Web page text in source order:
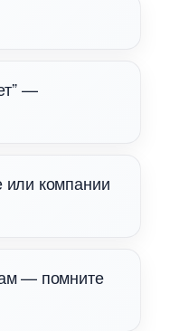
—
или компании
— помните